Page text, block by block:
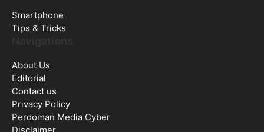
Smartphone
Tips & Tricks
About Us
Editorial
Contact us
Privacy Policy
Perdoman Media Cyber